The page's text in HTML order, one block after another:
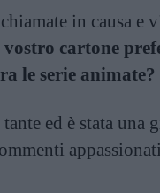
in causa e
vostro cartone
le serie animate?
ed è stata una